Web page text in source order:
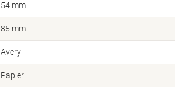
54 mm
85 mm
Avery
Papier